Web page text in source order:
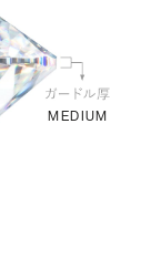
MEDIUM